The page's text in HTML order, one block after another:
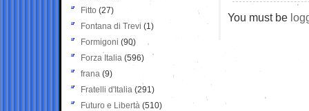
You must be
Fitto (27)
Fontana di Trevi (1)
Formigoni (90)
Forza Italia (596)
frana (9)
Fratelli d'Italia (291)
Futuro e Libertà (510)